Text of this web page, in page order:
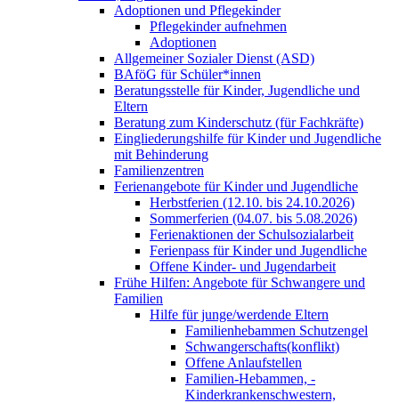
Adoptionen und Pflegekinder
Pflegekinder aufnehmen
Adoptionen
Allgemeiner Sozialer Dienst (ASD)
BAföG für Schüler*innen
Beratungsstelle für Kinder, Jugendliche und
Eltern
Beratung zum Kinderschutz (für Fachkräfte)
Eingliederungshilfe für Kinder und Jugendliche
mit Behinderung
Familienzentren
Ferienangebote für Kinder und Jugendliche
Herbstferien (12.10. bis 24.10.2026)
Sommerferien (04.07. bis 5.08.2026)
Ferienaktionen der Schulsozialarbeit
Ferienpass für Kinder und Jugendliche
Offene Kinder- und Jugendarbeit
Frühe Hilfen: Angebote für Schwangere und
Familien
Hilfe für junge/werdende Eltern
Familienhebammen Schutzengel
Schwangerschafts(konflikt)
Offene Anlaufstellen
Familien-Hebammen, -
Kinderkrankenschwestern,